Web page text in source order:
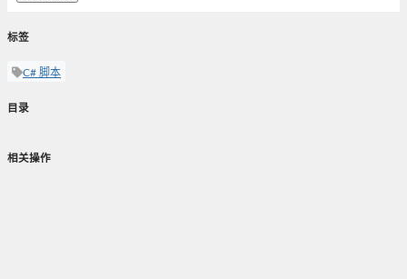
标签
C# 脚本
目录
相关操作